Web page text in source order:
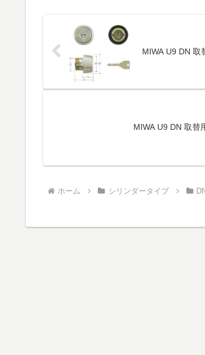
MIWA U9 DN 取
MIWA U9 DN 取替
ホーム シリンダータイプ DN